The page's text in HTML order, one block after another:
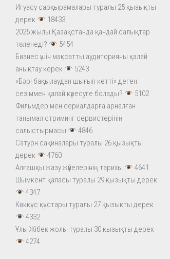
Игуасу сарқырамалары туралы 25 қызықты
дерек
18433
2025 жылы Қазақстанда қандай салықтар
төленеді?
5454
Бизнес үшін мақсатты аудиторияны қалай
анықтау керек
5243
«Бәрі бақылаудан шығып кетті» деген
сезіммен қалай күресуге болады?
5102
Фильмдер мен сериалдарға арналған
танымал стриминг сервистерінің
салыстырмасы
4846
Сатурн сақиналары туралы 26 қызықты
дерек
4760
Алғашқы жазу жүйелерінің тарихы
4641
Шымкент қаласы туралы 29 қызықты дерек
4347
Көкқұс құстары туралы 27 қызықты дерек
4332
Ұлы Жібек жолы туралы 30 қызықты дерек
4274